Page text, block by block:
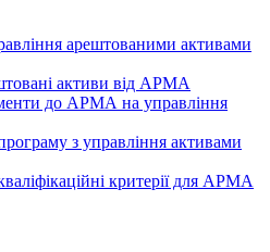
арештованими активами
активи від АРМА
до АРМА на управління
з управління активами
критерії для АРМА